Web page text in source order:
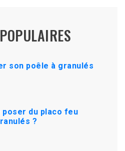
son poêle à granulés
du placo feu
?